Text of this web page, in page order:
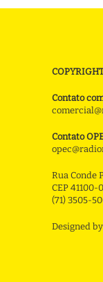
Contato
Contato
Rua Conde
CEP 41100-
(71) 3505-
Designed by